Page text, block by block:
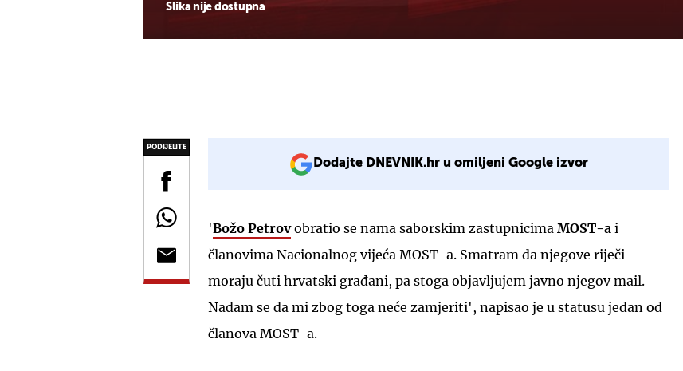
Slika nije dostupna
PODIJELITE
Dodajte DNEVNIK.hr u omiljeni Google izvor
'Božo Petrovobratio se nama saborskim zastupnicima MOST-a i
članovima Nacionalnog vijeća MOST-a. Smatram da njegove riječi
moraju čuti hrvatski građani, pa stoga objavljujem javno njegov mail.
Nadam se da mi zbog toga neće zamjeriti', napisao je u statusu jedan od
članova MOST-a.